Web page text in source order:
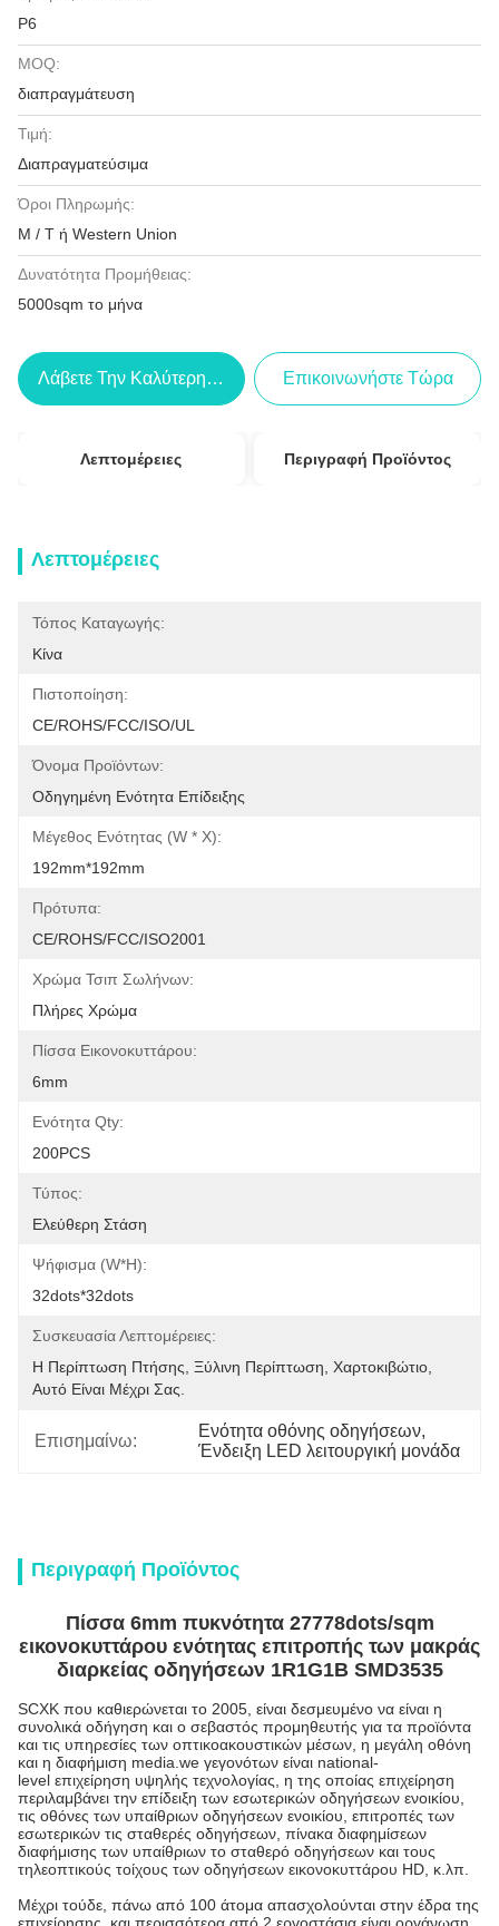
P6
MOQ:
διαπραγμάτευση
Τιμή:
Διαπραγματεύσιμα
Όροι Πληρωμής:
Μ / Τ ή Western Union
Δυνατότητα Προμήθειας:
5000sqm το μήνα
Λάβετε Την Καλύτερη Τιμή Επικοινωνήστε Τώρα
Λεπτομέρειες Περιγραφή Προϊόντος
Λεπτομέρειες
Τόπος Καταγωγής:
Κίνα
Πιστοποίηση:
CE/ROHS/FCC/ISO/UL
Όνομα Προϊόντων:
Οδηγημένη Ενότητα Επίδειξης
Μέγεθος Ενότητας (W * Χ):
192mm*192mm
Πρότυπα:
CE/ROHS/FCC/ISO2001
Χρώμα Τσιπ Σωλήνων:
Πλήρες Χρώμα
Πίσσα Εικονοκυττάρου:
6mm
Ενότητα Qty:
200PCS
Τύπος:
Ελεύθερη Στάση
Ψήφισμα (W*H):
32dots*32dots
Συσκευασία Λεπτομέρειες:
Η Περίπτωση Πτήσης, Ξύλινη Περίπτωση, Χαρτοκιβώτιο,
Αυτό Είναι Μέχρι Σας.
Επισημαίνω:
Ενότητα οθόνης οδηγήσεων,
Ένδειξη LED λειτουργική μονάδα
Περιγραφή Προϊόντος
Πίσσα 6mm πυκνότητα 27778dots/sqm
εικονοκυττάρου ενότητας επιτροπής των μακράς
διαρκείας οδηγήσεων 1R1G1B SMD3535
SCXK που καθιερώνεται το 2005, είναι δεσμευμένο να είναι η
συνολικά οδήγηση και ο σεβαστός προμηθευτής για τα προϊόντα
και τις υπηρεσίες των οπτικοακουστικών μέσων, η μεγάλη οθόνη
και η διαφήμιση media.we γεγονότων είναι national-
level επιχείρηση υψηλής τεχνολογίας, η της οποίας επιχείρηση
περιλαμβάνει την επίδειξη των εσωτερικών οδηγήσεων ενοικίου,
τις οθόνες των υπαίθριων οδηγήσεων ενοικίου, επιτροπές των
εσωτερικών τις σταθερές οδηγήσεων, πίνακα διαφημίσεων
διαφήμισης των υπαίθριων το σταθερό οδηγήσεων και τους
τηλεοπτικούς τοίχους των οδηγήσεων εικονοκυττάρου HD, κ.λπ.
Μέχρι τούδε, πάνω από 100 άτομα απασχολούνται στην έδρα της